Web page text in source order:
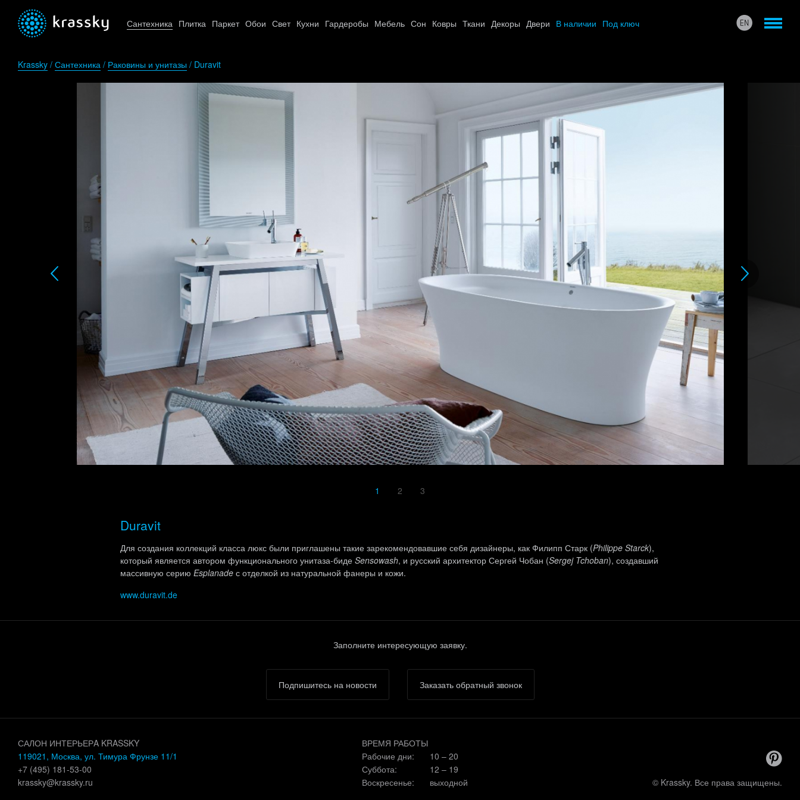
Сантехника Плитка Паркет Обои Свет Кухни Гардеробы Мебель Сон Ковры Ткани Декоры Двери В наличии Под ключ
Krassky / Сантехника / Раковины и унитазы / Duravit
1 2 3
Duravit
Для создания коллекций класса люкс были приглашены такие зарекомендовавшие себя дизайнеры, как Филипп Старк (Philippe Starck),
который является автором функционального унитаза-биде Sensowash, и русский архитектор Сергей Чобан (Sergej Tchoban), создавший
массивную серию Esplanade с отделкой из натуральной фанеры и кожи.
www.duravit.de
Заполните интересующую заявку.
Подпишитесь на новости Заказать обратный звонок
САЛОН ИНТЕРЬЕРA KRASSKY
119021, Москва, ул. Тимура Фрунзе 11/1
+7 (495) 181-53-00
krassky@krassky.ru
ВРЕМЯ РАБОТЫ
Рабочие дни:
10 – 20
Суббота:
12 – 19
Воскресенье:
выходной © Krassky. Все права защищены.